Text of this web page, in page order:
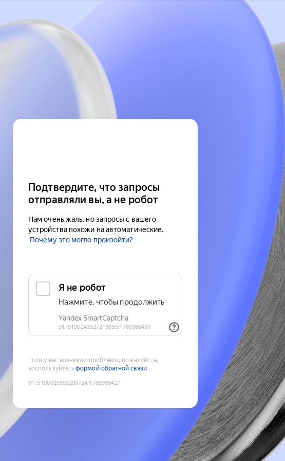
Подтвердите, что запросы
отправляли вы, а не робот
Нам очень жаль, но запросы с вашего
устройства похожи на автоматические.
Почему это могло произойти?
Если у вас возникли проблемы, пожалуйста,
воспользуйтесьформой обратной связи
9175190020593290724:1785988427